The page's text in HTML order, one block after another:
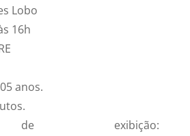
Lobo
16h
anos.
exibição: